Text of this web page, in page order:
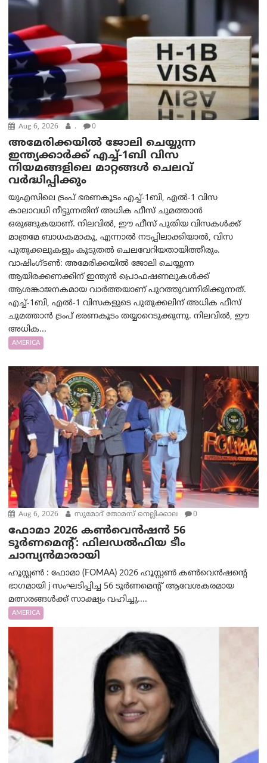
Aug 6, 2026 . 0
അമേരിക്കയില്‍ ജോലി ചെയ്യുന്ന
ഇന്ത്യക്കാർക്ക് എച്ച്-1ബി വിസ
നിയമങ്ങളിലെ മാറ്റങ്ങൾ ചെലവ്
വർദ്ധിപ്പിക്കും
യുഎസിലെ ട്രംപ് ഭരണകൂടം എച്ച്-1ബി, എൽ-1 വിസ
കാലാവധി നീട്ടുന്നതിന് അധിക ഫീസ് ചുമത്താൻ
ഒരുങ്ങുകയാണ്. നിലവിൽ, ഈ ഫീസ് പുതിയ വിസകൾക്ക്
മാത്രമേ ബാധകമാകൂ, എന്നാൽ നടപ്പിലാക്കിയാൽ, വിസ
പുതുക്കലുകളും കൂടുതൽ ചെലവേറിയതായിത്തീരും.
വാഷിംഗ്ടണ്‍: അമേരിക്കയില്‍ ജോലി ചെയ്യുന്ന
ആയിരക്കണക്കിന് ഇന്ത്യൻ പ്രൊഫഷണലുകൾക്ക്
ആശങ്കാജനകമായ വാർത്തയാണ് പുറത്തുവന്നിരിക്കുന്നത്.
എച്ച്-1ബി, എൽ-1 വിസകളുടെ പുതുക്കലിന് അധിക ഫീസ്
ചുമത്താൻ ട്രംപ് ഭരണകൂടം തയ്യാറെടുക്കുന്നു. നിലവിൽ, ഈ
അധിക...
AMERICA
Aug 6, 2026 സുമോദ് തോമസ് നെല്ലിക്കാല 0
ഫോമാ 2026 കൺവെൻഷൻ 56
ടൂർണമെന്റ്: ഫിലഡൽഫിയ ടീം
ചാമ്പ്യൻമാരായി
ഹൂസ്റ്റൺ : ഫോമാ (FOMAA) 2026 ഹൂസ്റ്റൺ കൺവെൻഷന്റെ
ഭാഗമായി j സംഘടിപ്പിച്ച 56 ടൂർണമെന്റ് ആവേശകരമായ
മത്സരങ്ങൾക്ക് സാക്ഷ്യം വഹിച്ചു....
AMERICA